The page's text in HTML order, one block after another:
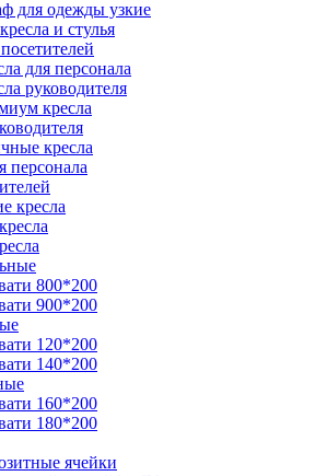
для одежды узкие
и стулья
для персонала
руководителя
кресла
кресла
персонала
кресла
800*200
900*200
120*200
140*200
160*200
180*200
ячейки